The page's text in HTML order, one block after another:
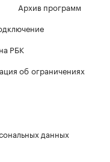
Архив программ
РБК
об ограничениях
данных